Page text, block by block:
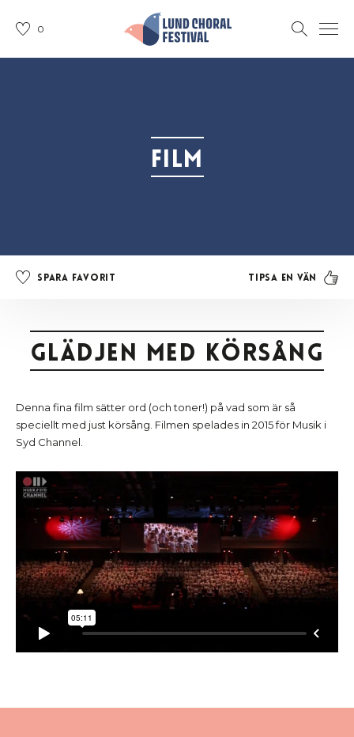
0
Film
Spara favorit Tipsa en vän
Glädjen med körsång
Denna fina film sätter ord (och toner!) på vad som är så
speciellt med just körsång. Filmen spelades in 2015 för Musik i
Syd Channel.